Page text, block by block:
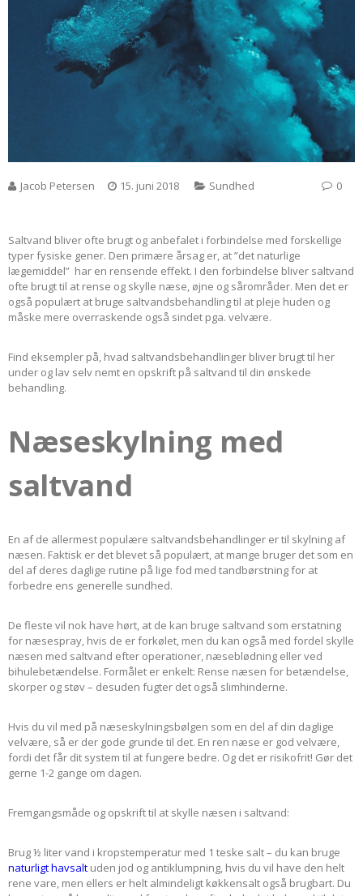
Jacob Petersen 15. juni 2018 Sundhed 0
Saltvand bliver ofte brugt og anbefalet i forbindelse med forskellige
typer fysiske gener. Den primære årsag er, at ”det naturlige
lægemiddel” har en rensende effekt. I den forbindelse bliver saltvand
ofte brugt til at rense og skylle næse, øjne og sårområder. Men det er
også populært at bruge saltvandsbehandling til at pleje huden og
måske mere overraskende også sindet pga. velvære.
Find eksempler på, hvad saltvandsbehandlinger bliver brugt til her
under og lav selv nemt en opskrift på saltvand til din ønskede
behandling.
Næseskylning med
saltvand
En af de allermest populære saltvandsbehandlinger er til skylning af
næsen. Faktisk er det blevet så populært, at mange bruger det som en
del af deres daglige rutine på lige fod med tandbørstning for at
forbedre ens generelle sundhed.
De fleste vil nok have hørt, at de kan bruge saltvand som erstatning
for næsespray, hvis de er forkølet, men du kan også med fordel skylle
næsen med saltvand efter operationer, næseblødning eller ved
bihulebetændelse. Formålet er enkelt: Rense næsen for betændelse,
skorper og støv – desuden fugter det også slimhinderne.
Hvis du vil med på næseskylningsbølgen som en del af din daglige
velvære, så er der gode grunde til det. En ren næse er god velvære,
fordi det får dit system til at fungere bedre. Og det er risikofrit! Gør det
gerne 1-2 gange om dagen.
Fremgangsmåde og opskrift til at skylle næsen i saltvand:
Brug ½ liter vand i kropstemperatur med 1 teske salt – du kan bruge
naturligt havsalt uden jod og antiklumpning, hvis du vil have den helt
rene vare, men ellers er helt almindeligt køkkensalt også brugbart. Du